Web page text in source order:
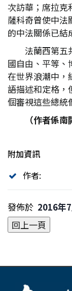
次訪華；席拉克
薩科奇曾使中法
的中法關係已結
法蘭西第五
國自由、平等、
在世界浪潮中，
語描述和定格，
個審視這些總統
（作者係
附加資訊
作者:
發佈於 2016年